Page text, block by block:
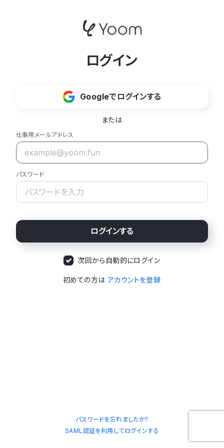
ログイン
Googleでログインする
または
仕事用メールアドレス
パスワード
次回から自動的にログイン
初めての方は アカウントを登録
パスワードを忘れましたか?
SAML認証を利用してログインする